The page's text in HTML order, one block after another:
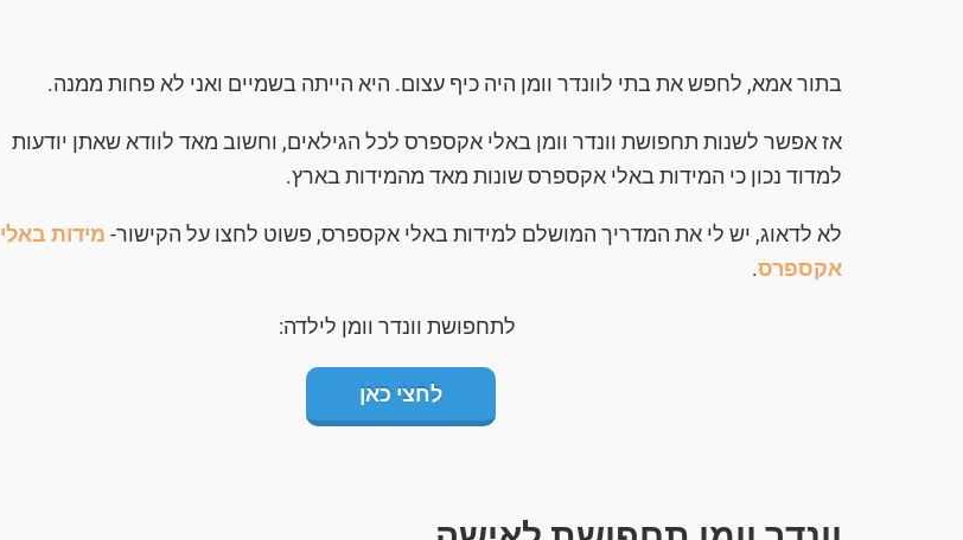
בתור אמא, לחפש את בתי לוונדר וומן היה כיף עצום. היא הייתה בשמיים ואני לא פחות ממנה.
אז אפשר לשנות תחפושת וונדר וומן באלי אקספרס לכל הגילאים, וחשוב מאד לוודא שאתן יודעות
למדוד נכון כי המידות באלי אקספרס שונות מאד מהמידות בארץ.
לא לדאוג, יש לי את המדריך המושלם למידות באלי אקספרס, פשוט לחצו על הקישור- מידות באלי
אקספרס.
לתחפושת וונדר וומן לילדה:
לחצי כאן